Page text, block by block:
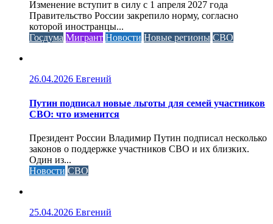
Изменение вступит в силу с 1 апреля 2027 года
Правительство России закрепило норму, согласно
которой иностранцы...
Госдума Мигрант Новости Новые регионы СВО
26.04.2026 Евгений
Путин подписал новые льготы для семей участников
СВО: что изменится
Президент России Владимир Путин подписал несколько
законов о поддержке участников СВО и их близких.
Один из...
Новости СВО
25.04.2026 Евгений